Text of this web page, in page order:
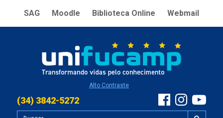
SAG Moodle Biblioteca Online Webmail
Alto Contraste
(34) 3842-5272